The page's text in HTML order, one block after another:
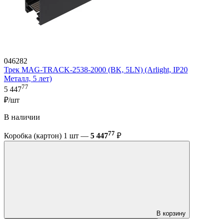
046282
Трек MAG-TRACK-2538-2000 (BK, 5LN) (Arlight, IP20
Металл, 5 лет)
5 44777
₽/шт
В наличии
Коробка (картон) 1 шт — 5 44777 ₽
В корзину